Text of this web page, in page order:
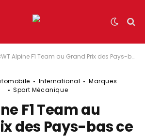
Alpine F1 Team au Grand Prix des Pays-bas ce Samedi
International
Marques
Sport Mécanique
F1 Team au
des Pays-bas ce